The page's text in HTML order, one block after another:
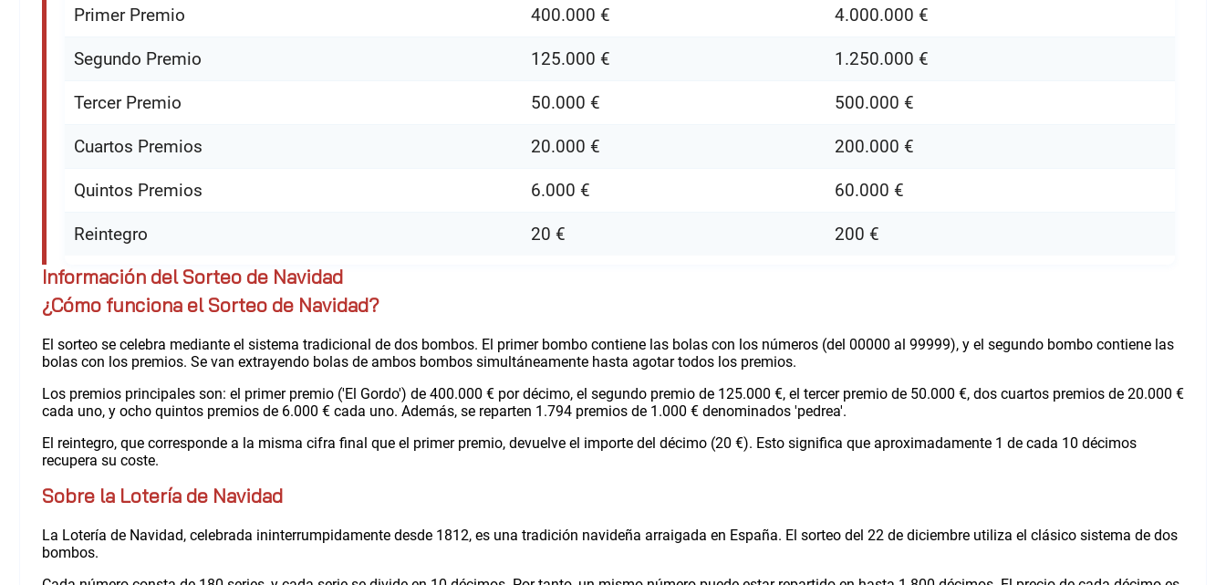
Primer Premio 400.000 € 4.000.000 €
Segundo Premio 125.000 € 1.250.000 €
Tercer Premio 50.000 € 500.000 €
Cuartos Premios 20.000 € 200.000 €
Quintos Premios 6.000 € 60.000 €
Reintegro 20 € 200 €
Información del Sorteo de Navidad
¿Cómo funciona el Sorteo de Navidad?
El sorteo se celebra mediante el sistema tradicional de dos bombos. El primer bombo contiene las bolas con los números (del 00000 al 99999), y el segundo bombo contiene las
bolas con los premios. Se van extrayendo bolas de ambos bombos simultáneamente hasta agotar todos los premios.
Los premios principales son: el primer premio ('El Gordo') de 400.000 € por décimo, el segundo premio de 125.000 €, el tercer premio de 50.000 €, dos cuartos premios de 20.000 €
cada uno, y ocho quintos premios de 6.000 € cada uno. Además, se reparten 1.794 premios de 1.000 € denominados 'pedrea'.
El reintegro, que corresponde a la misma cifra final que el primer premio, devuelve el importe del décimo (20 €). Esto significa que aproximadamente 1 de cada 10 décimos
recupera su coste.
Sobre la Lotería de Navidad
La Lotería de Navidad, celebrada ininterrumpidamente desde 1812, es una tradición navideña arraigada en España. El sorteo del 22 de diciembre utiliza el clásico sistema de dos
bombos.